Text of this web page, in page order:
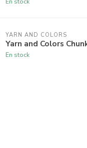
YARN AND COLORS
Yarn and Colors
En stock